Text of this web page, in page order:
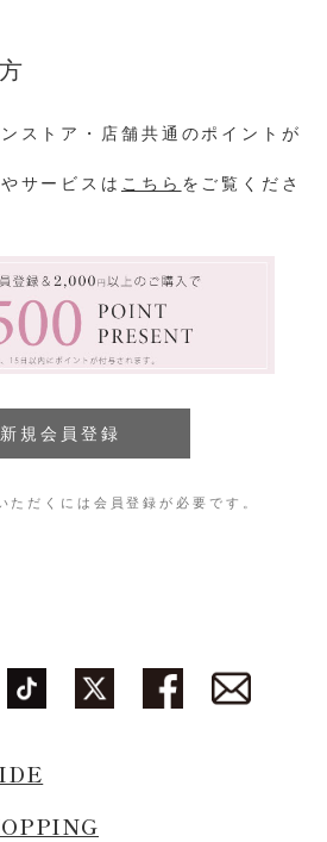
ストア・店舗共通のポイントが
サービスは こちら をご覧くださ
だくには会員登録が必要です。